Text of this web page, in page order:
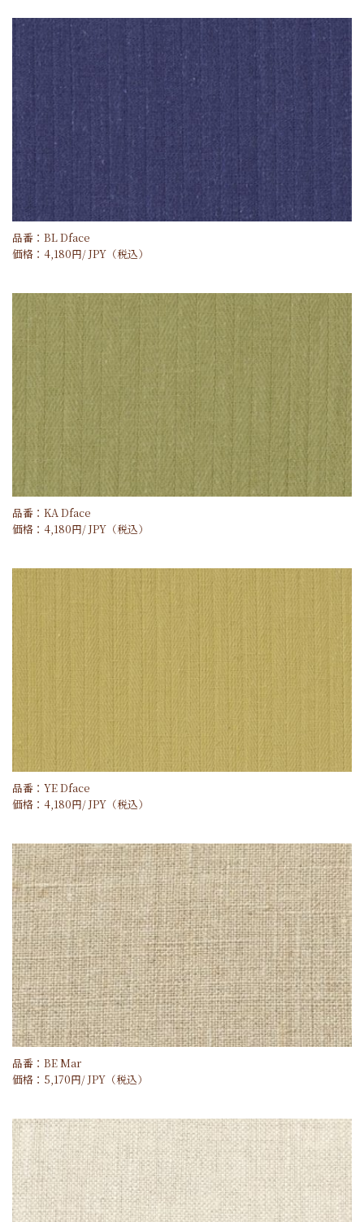
品番：BL Dface
価格： 4,180円/JPY （税込）
品番：KA Dface
価格： 4,180円/JPY （税込）
品番：YE Dface
価格： 4,180円/JPY （税込）
品番：BE Mar
価格： 5,170円/JPY （税込）